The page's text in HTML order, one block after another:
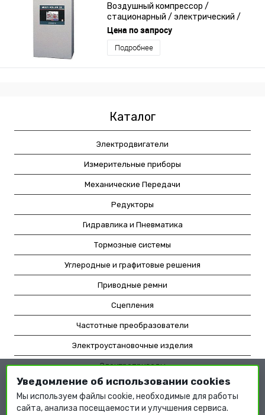
Воздушный компрессор /
стационарный / электрический /
центробежный
Цена по запросу
Подробнее
Каталог
Электродвигатели
Измерительные приборы
Механические Передачи
Редукторы
Гидравлика и Пневматика
Тормозные системы
Углеродные и графитовые решения
Приводные ремни
Сцепления
Частотные преобразователи
Электроустановочные изделия
Электроприводы
Насосное оборудование
Мотор-редукторы
Уведомление об использовании cookies
Мы используем файлы cookie, необходимые для работы
сайта, анализа посещаемости и улучшения сервиса.